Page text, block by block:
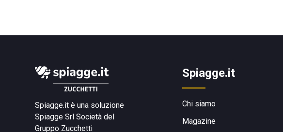
Spiagge.it è una soluzione
Spiagge Srl Società del
Gruppo Zucchetti
Spiagge.it
Chi siamo
Magazine